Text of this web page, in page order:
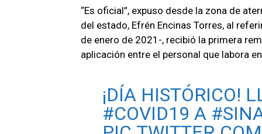
A
p
p
o
o
k
a
m
ar
tir
“Es oficial”, expuso desde la zona de
del estado, Efrén Encinas Torres, al
de enero de 2021-, recibió la primera
aplicación entre el personal que labora
¡DÍA HISTÓRICO!
#COVID19 A